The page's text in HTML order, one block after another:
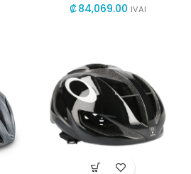
₡84,069.00 IVAI